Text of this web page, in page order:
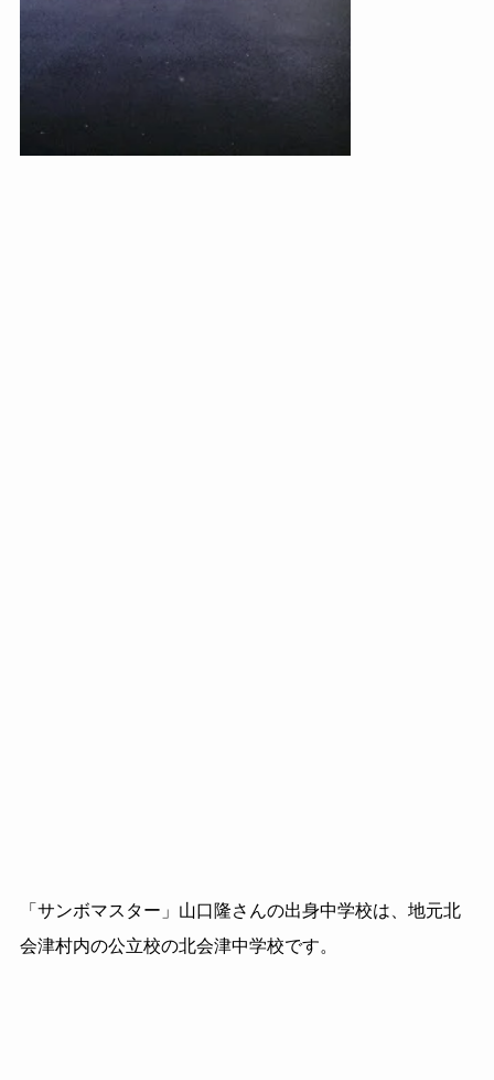
「サンボマスター」山口隆さんの出身中学校は、地元北
会津村内の公立校の北会津中学校です。